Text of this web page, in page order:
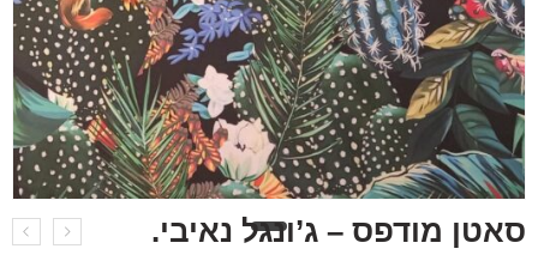
סאטן מודפס – ג’ונגל נאיבי.